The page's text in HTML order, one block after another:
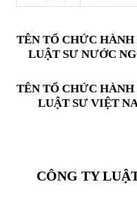
TÊN TỔ CHỨC HÀNH
LUẬT SƯ NƯỚC
TÊN TỔ CHỨC HÀNH
LUẬT SƯ VIỆT
CÔNG TY